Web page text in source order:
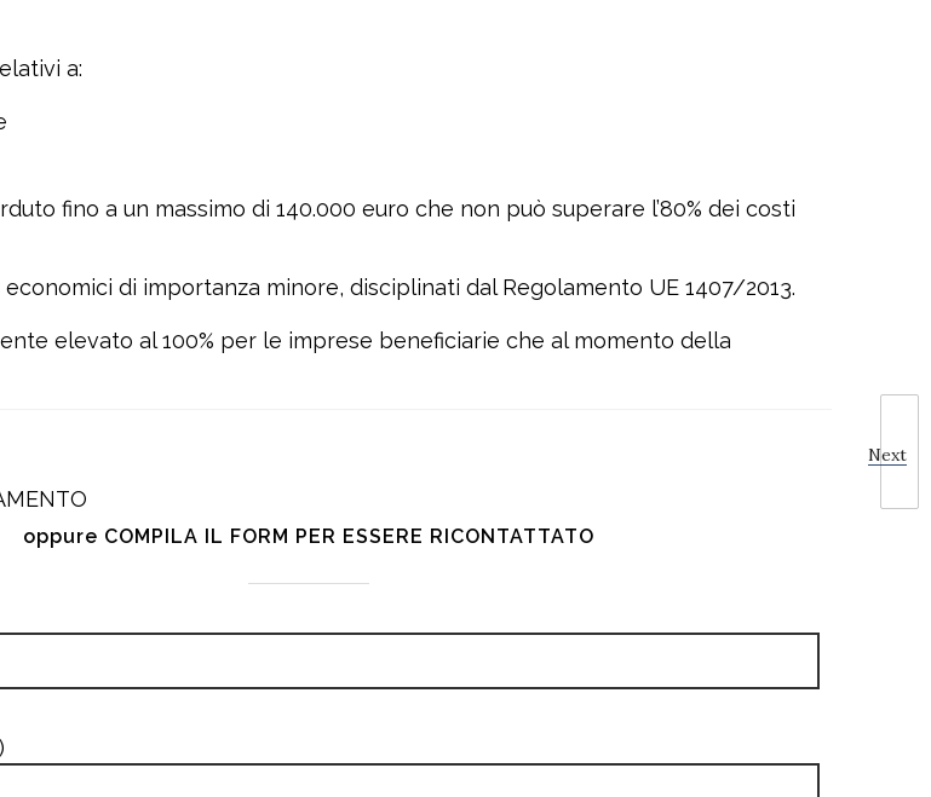
Next
a:
fino a un massimo di 140.000 euro che non può superare l’80% dei costi
di importanza minore, disciplinati dal Regolamento UE 1407/2013.
elevato al 100% per le imprese beneficiarie che al momento della
oppure COMPILA IL FORM PER ESSERE RICONTATTATO